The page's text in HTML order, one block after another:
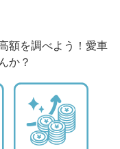
額を調べよう！愛車
か？